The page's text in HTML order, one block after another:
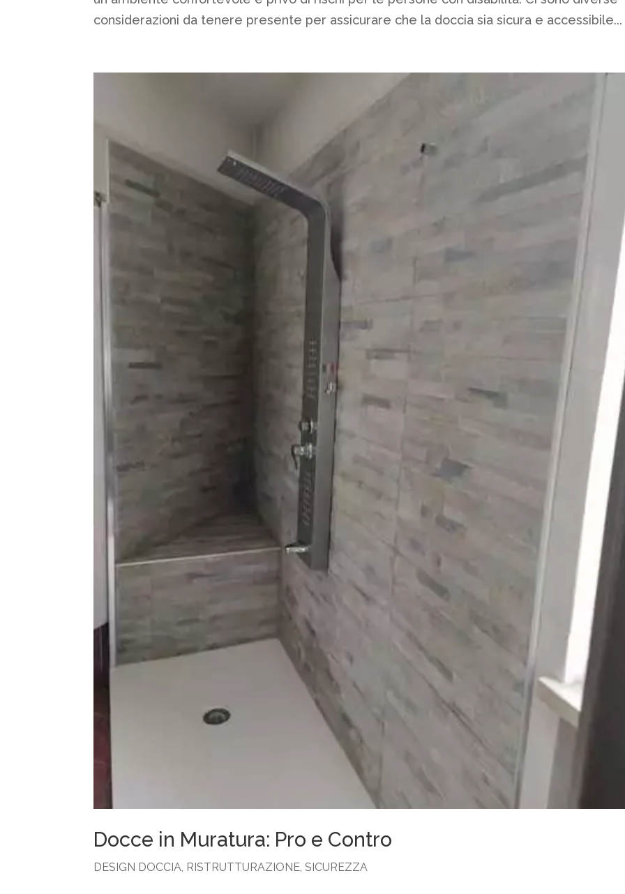
considerazioni da tenere presente per assicurare che la doccia sia sicura e accessibile...
Docce in Muratura: Pro e Contro
DESIGN DOCCIA, RISTRUTTURAZIONE,SICUREZZA